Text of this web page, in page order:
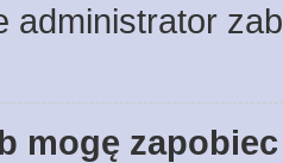
administrator
mogę